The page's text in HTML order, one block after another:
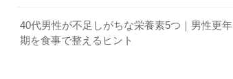
40代男性が不足しがちな栄養素5つ｜男性更年
期を食事で整えるヒント